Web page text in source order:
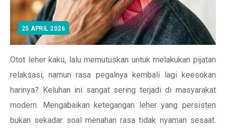
25 APRIL 2026
Otot leher kaku, lalu memutuskan untuk melakukan pijatan
relaksasi, namun rasa pegalnya kembali lagi keesokan
harinya? Keluhan ini sangat sering terjadi di masyarakat
modern. Mengabaikan ketegangan leher yang persisten
bukan sekadar soal menahan rasa tidak nyaman sesaat.